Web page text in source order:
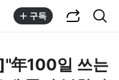
구독
年100일 쓰는